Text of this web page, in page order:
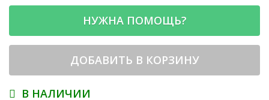
НУЖНА ПОМОЩЬ?
ДОБАВИТЬ В КОРЗИНУ
В НАЛИЧИИ